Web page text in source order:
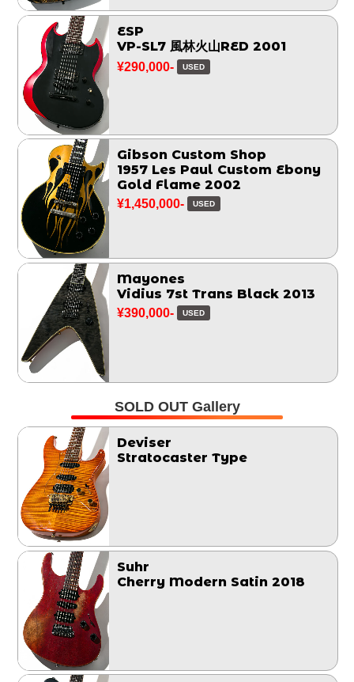
ESP
VP-SL7 風林火山RED 2001
¥290,000- USED
Gibson Custom Shop
1957 Les Paul Custom Ebony
Gold Flame 2002
¥1,450,000- USED
Mayones
Vidius 7st Trans Black 2013
¥390,000- USED
SOLD OUT Gallery
Deviser
Stratocaster Type
Suhr
Cherry Modern Satin 2018